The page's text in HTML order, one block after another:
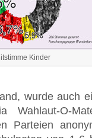
Kinder
wurde auch
Wahlaut-O-
Parteien